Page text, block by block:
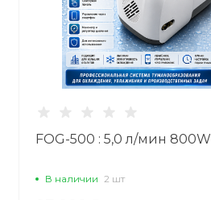
FOG-500 : 5,0 л/мин 800W
В наличии 2 шт